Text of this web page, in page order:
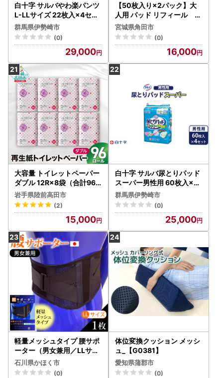
白十字 サルバやわ楽パンツ
L-LLサイズ 22枚入×4セッ
ト
群馬県伊勢崎市
(0)
29,000
【50枚入り×2パック】大
人用 パッド リフィール 快
適下着用 尿とりパッド
４回吸収 ５０枚入 NAD-P
D42-50
宮城県角田市
(0)
16,000
大容量 トイレットペーパー
ダブル 12R×8袋（合計96
個） 備蓄 防災グッズ 無香
料
岩手県陸前高田市
(2)
15,000
白十字 サルバ尿とりパッド
スーパー男性用 60枚入×4
セット
群馬県伊勢崎市
(0)
25,000
軽量メッシュタイプ 腰サポ
ーター（男女兼用／LLサイ
ズ）|腰ベルト コルセット
腰痛ベルト
石川県かほく市
(0)
体位変換クッション メッシ
ュ_【G0381】
愛知県蒲郡市
(0)